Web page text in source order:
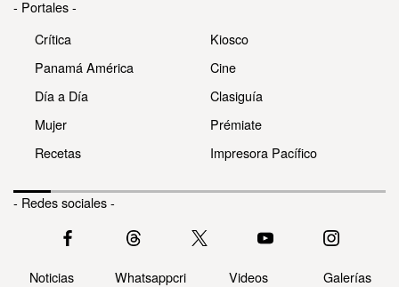
- Portales -
Crítica
Panamá América
Día a Día
Mujer
Recetas
Kiosco
Cine
Clasiguía
Prémiate
Impresora Pacífico
- Redes sociales -
Noticias Whatsappcri Videos Galerías